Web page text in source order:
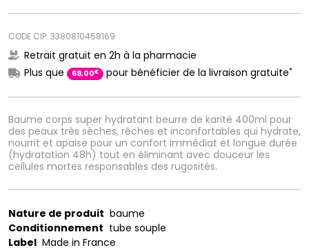
Baume corps super hydratant beurre de karité 400ml pour
des peaux très sèches, rêches et inconfortables qui hydrate,
nourrit et apaise pour un confort immédiat et longue durée
(hydratation 48h) tout en éliminant avec douceur les
cellules mortes responsables des rugosités.
CODE CIP: 3380810458169
Retrait gratuit en 2h à la pharmacie
Plus que
69,00€ pour bénéficier de la livraison gratuite*
Nature de produit baume
Conditionnement tube souple
Label Made in France